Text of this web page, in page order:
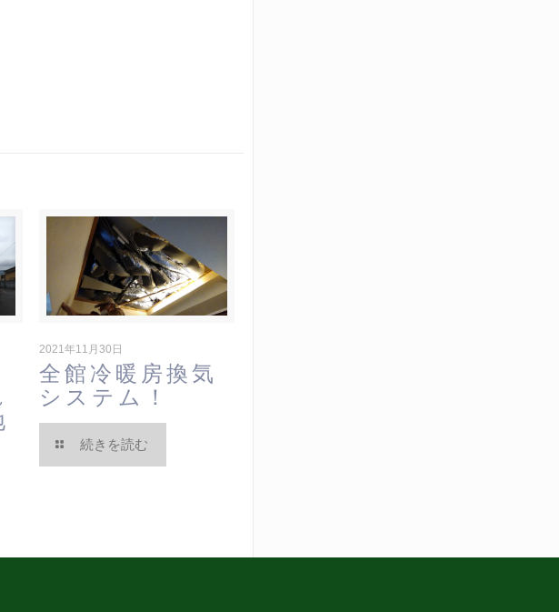
2021年11月30日
全館冷暖房換気
システム！
続きを読む